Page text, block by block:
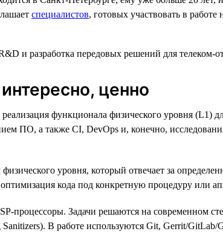
специалистов, готовых участвовать в
ценно
функционала физического уровня (L1)
ПО, а также CI, DevOps и, конечно,
уровня, который отвечает за
кода под конкретную процедуру или
Задачи решаются на современном
В работе используются Git, Gerrit/